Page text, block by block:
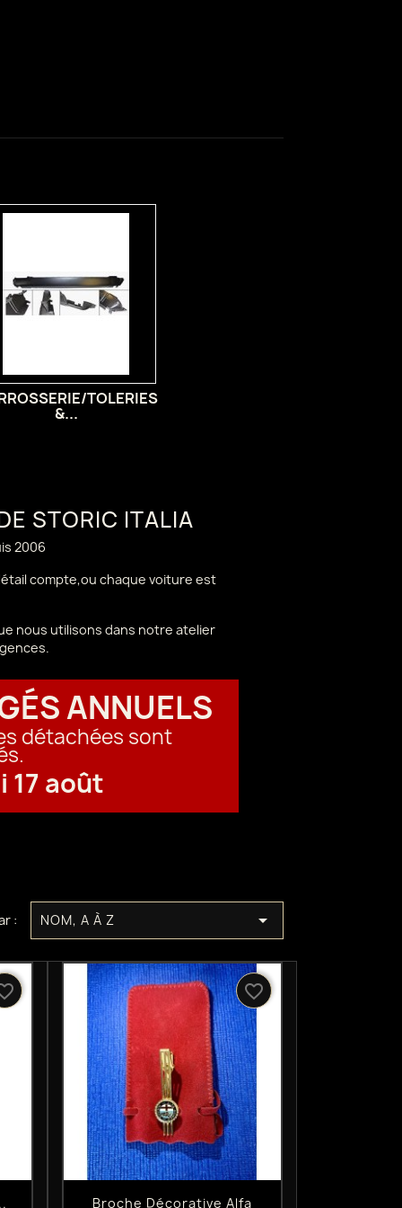
TOLERIES
&...
STORIC ITALIA
2006
compte,ou chaque voiture est
nous utilisons dans notre atelier
ANNUELS
détachées sont
17 août
: NOM, A À Z 
Aperçu rapide
Broche Décorative Alfa
favorite_border